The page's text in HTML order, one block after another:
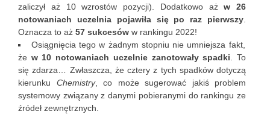
zaliczył aż 10 wzrostów pozycji). Dodatkowo ażw 26
notowaniach uczelnia pojawiła się po raz pierwszy.
Oznacza to aż 57 sukcesów w rankingu 2022!
Osiągnięcia tego w żadnym stopniu nie umniejsza fakt,
że w 10 notowaniach uczelnie zanotowały spadki. To
się zdarza… Zwłaszcza, że cztery z tych spadków dotyczą
kierunku Chemistry, co może sugerować jakiś problem
systemowy związany z danymi pobieranymi do rankingu ze
źródeł zewnętrznych.